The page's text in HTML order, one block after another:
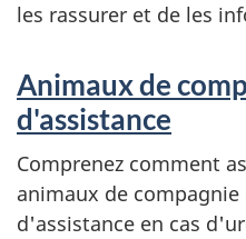
les rassurer et de les
Animaux de
d'assistance
Comprenez comment
animaux de
d'assistance en cas